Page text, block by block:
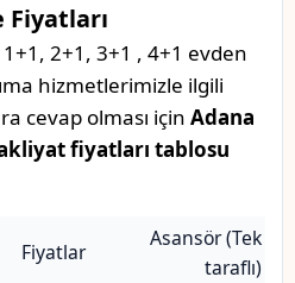
Fiyatları
2+1, 3+1 , 4+1 evden
hizmetlerimizle ilgili
cevap olması için Adana
fiyatları tablosu
Fiyatlar
Asansör (Tek
taraflı)